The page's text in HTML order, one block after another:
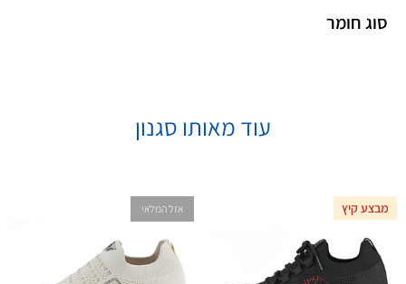
סוג חומר
עוד מאותו סגנון
מבצע קיץ אזל המלאי